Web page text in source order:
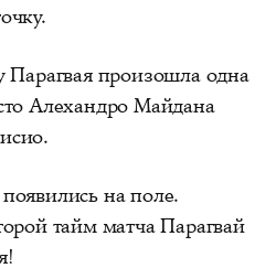
Парагвая произошла одна
Алехандро Майдана
на поле.
тайм матча Парагвай